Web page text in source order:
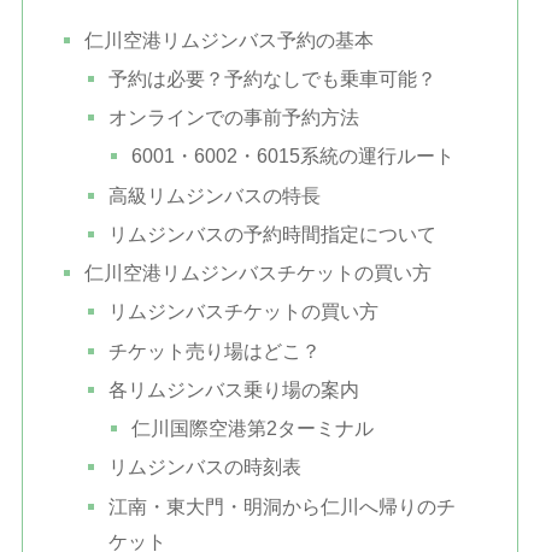
仁川空港リムジンバス予約の基本
予約は必要？予約なしでも乗車可能？
オンラインでの事前予約方法
6001・6002・6015系統の運行ルート
高級リムジンバスの特長
リムジンバスの予約時間指定について
仁川空港リムジンバスチケットの買い方
リムジンバスチケットの買い方
チケット売り場はどこ？
各リムジンバス乗り場の案内
仁川国際空港第2ターミナル
リムジンバスの時刻表
江南・東大門・明洞から仁川へ帰りのチ
ケット